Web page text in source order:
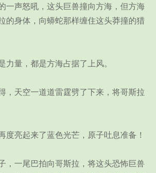
声怒吼，这头巨兽撞向方海，但方海
的身体，向蟒蛇那样缠住这头莽撞的猎
量，都是方海占据了上风。
天空一道道雷霆劈了下来，将哥斯拉
亮起来了蓝色光芒，原子吐息准备！
一尾巴拍向哥斯拉，将这头恐怖巨兽